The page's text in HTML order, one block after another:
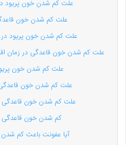
علت کم شدن خون پریود
علت کم شدن خون
علت کم شدن خون پریود در
علت کم شدن خون قاعدگی در زمان
علت کم شدن خون
علت کم شدن خون
علت کم شدن خون
کم شدن خون قاعدگی
آیا عفونت باعث کم